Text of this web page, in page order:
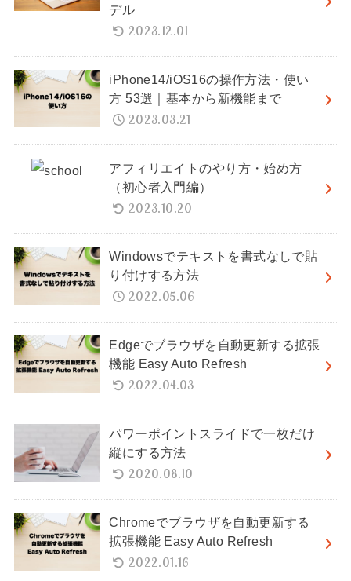
デル
2023.12.01
iPhone14/iOS16の操作方法・使い
方 53選｜基本から新機能まで
2023.03.21
アフィリエイトのやり方・始め方
（初心者入門編）
2023.10.20
Windowsでテキストを書式なしで貼
り付けする方法
2022.05.06
Edgeでブラウザを自動更新する拡張
機能 Easy Auto Refresh
2022.04.03
パワーポイントスライドで一枚だけ
縦にする方法
2020.08.10
Chromeでブラウザを自動更新する
拡張機能 Easy Auto Refresh
2022.01.16